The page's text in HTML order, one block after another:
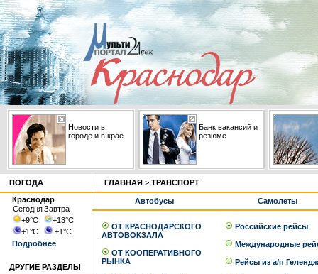
Новости в
городе и в крае
Банк вакансий и
резюме
ПОГОДА
Краснодар
СегодняЗавтра
+9°С +13°С
+1°С +1°С
Подробнее
ДРУГИЕ РАЗДЕЛЫ
ГЛАВНАЯ > ТРАНСПОРТ
Автобусы Самолеты
ОТ КРАСНОДАРСКОГО
АВТОВОКЗАЛА
ОТ КООПЕРАТИВНОГО
РЫНКА
Российские рейсы
Международные
Рейсы из а/п